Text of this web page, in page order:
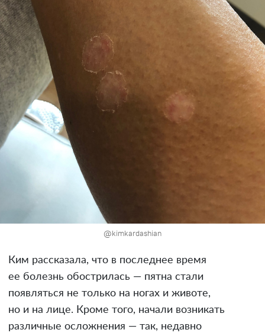
@kimkardashian
Ким рассказала, что в последнее время
ее болезнь обострилась — пятна стали
появляться не только на ногах и животе,
но и на лице. Кроме того, начали возникать
различные осложнения — так, недавно